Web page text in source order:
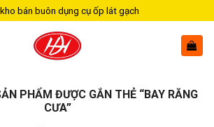
bán buôn dụng cụ ốp lát gạch
PHẨM ĐƯỢC GẮN THẺ “BAY RĂNG
CƯA”